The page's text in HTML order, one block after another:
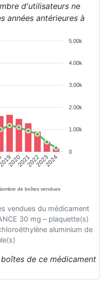
d'utilisateurs ne
années antérieures à
20202021202220232024
5.00k
4.00k
3.00k
2.00k
1.00k
0
de boîtes vendues
vendues du médicament
30 mg – plaquette(s)
aluminium de
de ce médicament